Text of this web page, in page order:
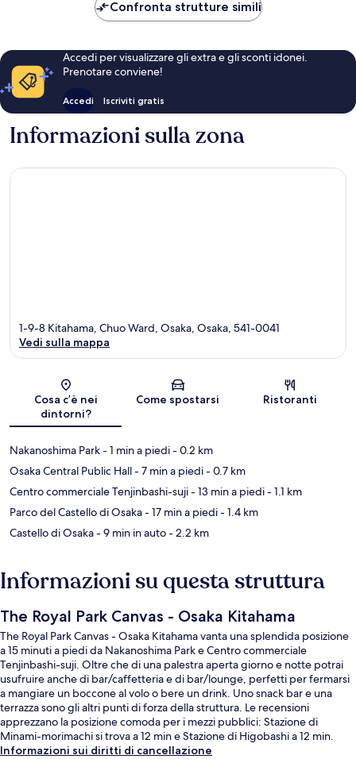
94 €
Confronta strutture simili
Accedi per visualizzare gli extra e gli sconti idonei.
Prenotare conviene!
Accedi Iscriviti gratis
Informazioni sulla zona
Mappa
1-9-8 Kitahama, Chuo Ward, Osaka, Osaka, 541-0041
Vedi sulla mappa
Cosa c’è nei
dintorni?
Come spostarsi Ristoranti
Nakanoshima Park- 1 min a piedi- 0.2 km
Osaka Central Public Hall- 7 min a piedi- 0.7 km
Centro commerciale Tenjinbashi-suji- 13 min a piedi- 1.1 km
Parco del Castello di Osaka- 17 min a piedi- 1.4 km
Castello di Osaka- 9 min in auto- 2.2 km
Informazioni su questa struttura
The Royal Park Canvas - Osaka Kitahama
The Royal Park Canvas - Osaka Kitahama vanta una splendida posizione
a 15 minuti a piedi da Nakanoshima Park e Centro commerciale
Tenjinbashi-suji. Oltre che di una palestra aperta giorno e notte potrai
usufruire anche di bar/caffetteria e di bar/lounge, perfetti per fermarsi
a mangiare un boccone al volo o bere un drink. Uno snack bar e una
terrazza sono gli altri punti di forza della struttura. Le recensioni
apprezzano la posizione comoda per i mezzi pubblici: Stazione di
Minami-morimachi si trova a 12 min e Stazione di Higobashi a 12 min.
Informazioni sui diritti di cancellazione